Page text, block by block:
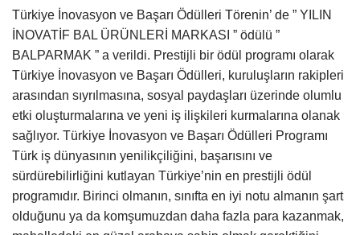
Türkiye İnovasyon ve Başarı Ödülleri Törenin’ de ” YILIN
İNOVATİF BAL ÜRÜNLERİ MARKASI ” ödülü ”
BALPARMAK ” a verildi. Prestijli bir ödül programı olarak
Türkiye İnovasyon ve Başarı Ödülleri, kuruluşların rakipleri
arasından sıyrılmasına, sosyal paydaşları üzerinde olumlu
etki oluşturmalarına ve yeni iş ilişkileri kurmalarına olanak
sağlıyor. Türkiye İnovasyon ve Başarı Ödülleri Programı
Türk iş dünyasının yenilikçiliğini, başarısını ve
sürdürebilirliğini kutlayan Türkiye’nin en prestijli ödül
programıdır. Birinci olmanın, sınıfta en iyi notu almanın şart
olduğunu ya da komşumuzdan daha fazla para kazanmak,